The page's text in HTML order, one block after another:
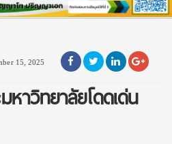
15, 2025
มหาวิทยาลัยโดดเด่น